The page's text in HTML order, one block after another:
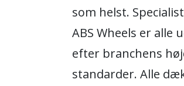
som helst.
ABS Wheels er alle
efter branchens
standarder. Alle